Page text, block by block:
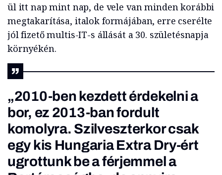
ül itt nap mint nap, de vele van minden korábbi
megtakarítása, italok formájában, erre cserélte
jól fizető multis-IT-s állását a 30. születésnapja
környékén.
„2010-ben kezdett érdekelni a
bor, ez 2013-ban fordult
komolyra. Szilveszterkor csak
egy kis Hungaria Extra Dry-ért
ugrottunk be a férjemmel a